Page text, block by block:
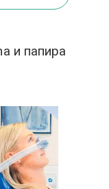
и папира